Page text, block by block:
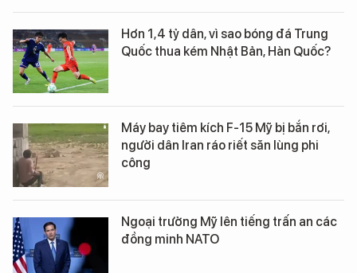
Hơn 1,4 tỷ dân, vì sao bóng đá Trung
Quốc thua kém Nhật Bản, Hàn Quốc?
Máy bay tiêm kích F-15 Mỹ bị bắn rơi,
người dân Iran ráo riết săn lùng phi
công
Ngoại trưởng Mỹ lên tiếng trấn an các
đồng minh NATO